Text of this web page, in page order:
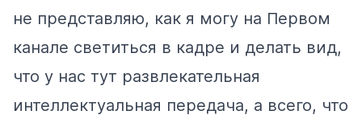
не представляю, как я могу на Первом
канале светиться в кадре и делать вид,
что у нас тут развлекательная
интеллектуальная передача, а всего, что